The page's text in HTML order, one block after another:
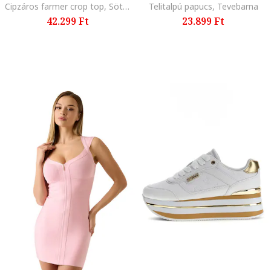
Cipzáros farmer crop top, Sötétkék
42.299 Ft
Telitalpú papucs, Tevebarna
23.899 Ft